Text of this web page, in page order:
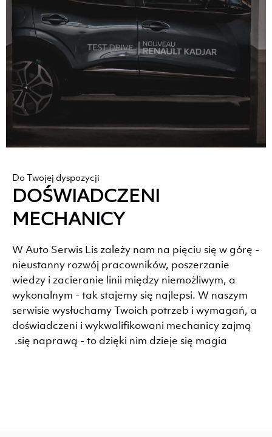
Do Twojej dyspozycji
DOŚWIADCZENI
MECHANICY
W Auto Serwis Lis zależy nam na pięciu się w górę -
nieustanny rozwój pracowników, poszerzanie
wiedzy i zacieranie linii między niemożliwym, a
wykonalnym - tak stajemy się najlepsi. W naszym
serwisie wysłuchamy Twoich potrzeb i wymagań, a
doświadczeni i wykwalifikowani mechanicy zajmą
się naprawą - to dzięki nim dzieje się magia.